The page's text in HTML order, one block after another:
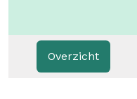
Overzicht